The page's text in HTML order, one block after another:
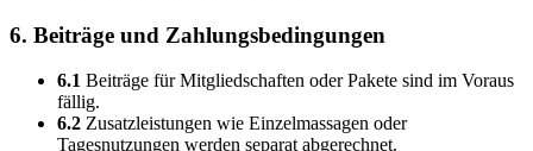
6. Beiträge und Zahlungsbedingungen
6.1 Beiträge für Mitgliedschaften oder Pakete sind im Voraus
fällig.
6.2 Zusatzleistungen wie Einzelmassagen oder
Tagesnutzungen werden separat abgerechnet.